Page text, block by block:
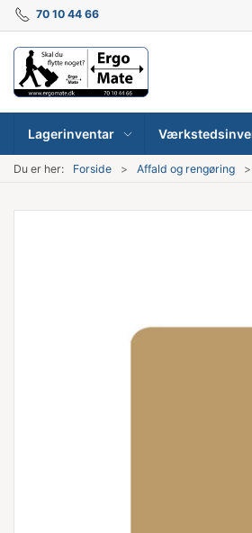
70 10 44 66
Lagerinventar
Du er her: Forside Affald og rengøring